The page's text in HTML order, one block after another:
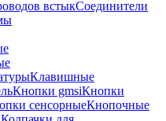
встыкСоединители
Клавишные
Кнопки gmsiКнопки
сенсорныеКнопочные